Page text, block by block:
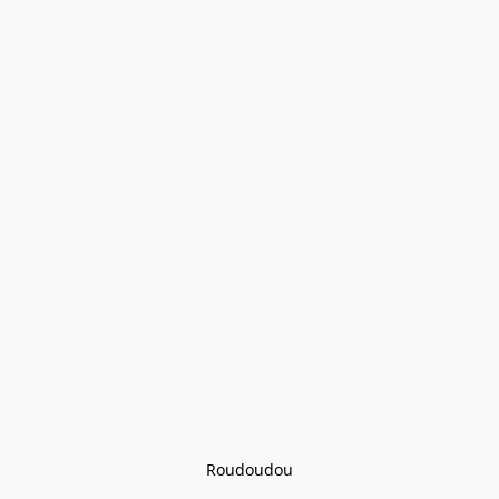
Roudoudou